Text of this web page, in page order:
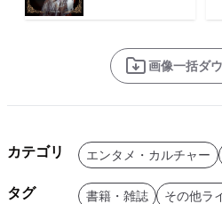
画像一括ダ
カテゴリ エンタメ・カルチャー
タグ 書籍・雑誌 その他ラ